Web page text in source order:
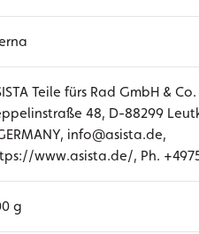
Teile fürs Rad GmbH &
48, D-88299
info@asista.de,
www.asista.de/, Ph.
g